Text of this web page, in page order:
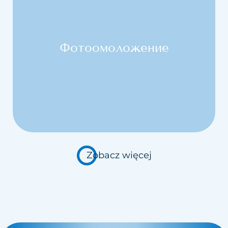
Кавитационный пилинг
Фотоомоложение
Zobacz więcej